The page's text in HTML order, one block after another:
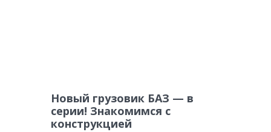
Новый грузовик БАЗ — в
серии! Знакомимся с
конструкцией